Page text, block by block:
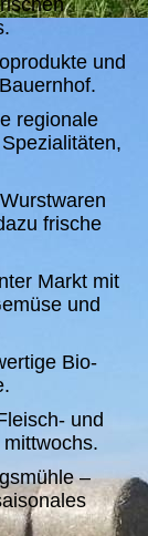
und
regionale
frische
Markt mit
und
Bio-
und
–